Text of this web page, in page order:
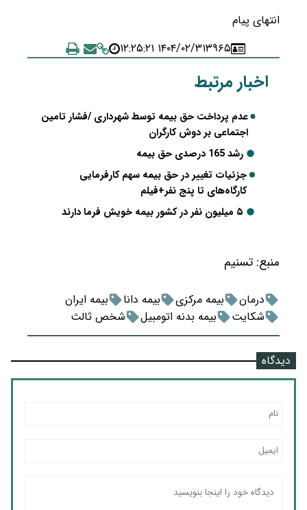
انتهای پیام
۳۹۶۵۱۴۰۴/۰۲/۳۱ ۱۲:۲۵:۲۱
اخبار مرتبط
عدم پرداخت حق بیمه ‌توسط شهرداری‌ /فشار تامین
اجتماعی بر دوش کارگران
رشد 165 درصدی حق بیمه
جزئیات تغییر در حق بیمه سهم کارفرمایی
کارگاه‌های تا پنج نفر+فیلم
۵ میلیون نفر در کشور بیمه خویش فرما دارند
منبع: تسنیم
درمان بیمه مرکزی بیمه دانا
بیمه ایران
شکایت
بیمه بدنه اتومبیل شخص ثالث
دیدگاه